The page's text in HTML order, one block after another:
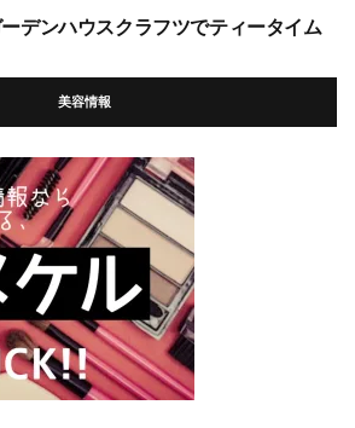
デンハウスクラフツでティータイム
美容情報